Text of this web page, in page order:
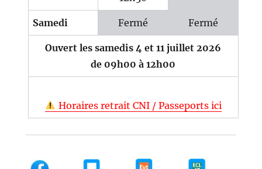
Samedi Fermé Fermé
Ouvert les samedis 4 et 11 juillet 2026
de 09h00 à 12h00
Horaires retrait CNI / Passeports ici